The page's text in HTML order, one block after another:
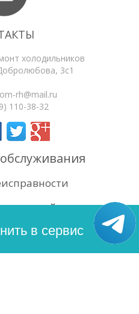
холодильников
3с1
rh@mail.ru
110-38-32
по сайту
в сервис